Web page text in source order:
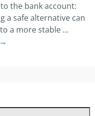
the bank account:
a safe alternative can
a more stable …